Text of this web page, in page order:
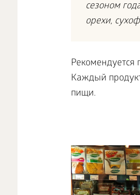
сезоном
орехи,
Рекомендуется
Каждый
пищи.